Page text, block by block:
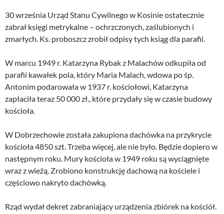
30 września Urząd Stanu Cywilnego w Kosinie ostatecznie
zabrał księgi metrykalne – ochrzczonych, zaślubionych i
zmarłych. Ks. proboszcz zrobił odpisy tych ksiąg dla parafii.
W marcu 1949 r. Katarzyna Rybak z Malachów odkupiła od
parafii kawałek pola, który Maria Malach, wdowa po śp.
Antonim podarowała w 1937 r. kościołowi, Katarzyna
zapłaciła teraz 50 000 zł., które przydały się w czasie budowy
kościoła.
W Dobrzechowie została zakupiona dachówka na przykrycie
kościoła 4850 szt. Trzeba więcej, ale nie było. Będzie dopiero w
następnym roku. Mury kościoła w 1949 roku są wyciągnięte
wraz z wieżą. Zrobiono konstrukcję dachową na kościele i
częściowo nakryto dachówką.
Rząd wydał dekret zabraniający urządzenia zbiórek na kościół.